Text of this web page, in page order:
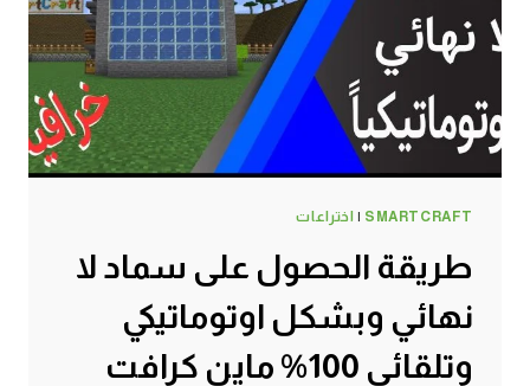
SMARTCRAFT
| اختراعات
طريقة الحصول على سماد لا
نهائي وبشكل اوتوماتيكي
وتلقائي 100% ماين كرافت